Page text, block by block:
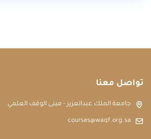
تواصل معنا
جامعة الملك عبدالعزيز - مبنى الوقف العلمي
courses@waqf.org.sa